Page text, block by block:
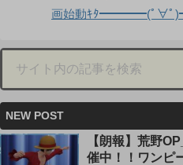
画始動ｷﾀ━━━━(ﾟ∀
NEW POST
【朗報】荒野
催中！！ワンピ